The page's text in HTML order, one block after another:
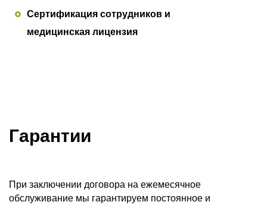
Сертификация сотрудников и
медицинская лицензия
Гарантии
При заключении договора на ежемесячное
обслуживание мы гарантируем постоянное и